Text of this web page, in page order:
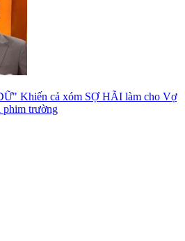
Khiến cả xóm SỢ HÃI làm cho Vợ
trường